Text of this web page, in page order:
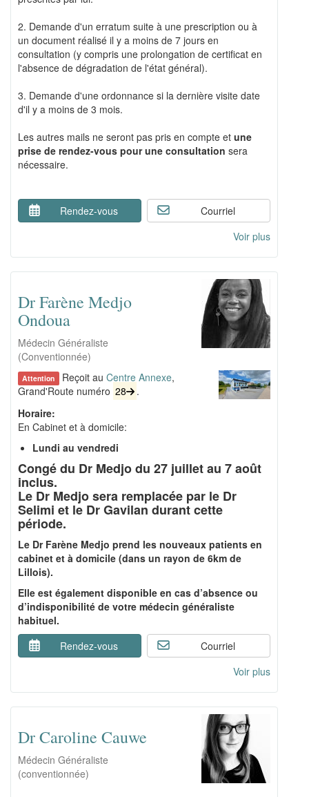
2. Demande d'un erratum suite à une prescription ou à
un document réalisé il y a moins de 7 jours en
consultation (y compris une prolongation de certificat en
l'absence de dégradation de l'état général).
3. Demande d'une ordonnance si la dernière visite date
d'il y a moins de 3 mois.
Les autres mails ne seront pas pris en compte et une
prise de rendez-vous pour une consultation sera
nécessaire.
Rendez-vous
Courriel
Voir plus
Dr Farène Medjo
Ondoua
Médecin Généraliste
(Conventionnée)
Attention Reçoit au Centre Annexe,
Grand'Route numéro 28
.
Horaire:
En Cabinet et à domicile:
Lundi au vendredi
Congé du Dr Medjo du 27 juillet au 7 août
inclus.
Le Dr Medjo sera remplacée par le Dr
Selimi et le Dr Gavilan durant cette
période.
Le Dr Farène Medjo prend les nouveaux patients en
cabinet et à domicile (dans un rayon de 6km de
Lillois).
Elle est également disponible en cas d’absence ou
d’indisponibilité de votre médecin généraliste
habituel.
Rendez-vous
Courriel
Voir plus
Dr Caroline Cauwe
Médecin Généraliste
(conventionnée)